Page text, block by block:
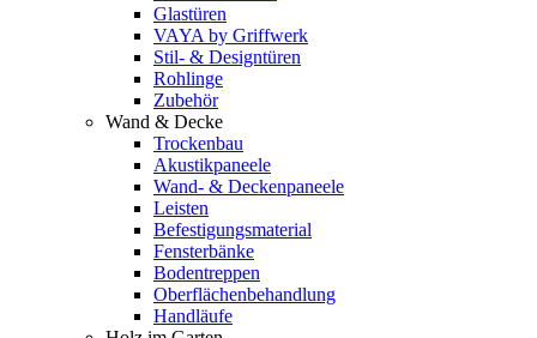
Glastüren
VAYA by Griffwerk
Stil- & Designtüren
Rohlinge
Zubehör
Wand & Decke
Trockenbau
Akustikpaneele
Wand- & Deckenpaneele
Leisten
Befestigungsmaterial
Fensterbänke
Bodentreppen
Oberflächenbehandlung
Handläufe